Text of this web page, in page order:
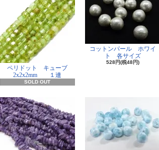
ペリドット キューブ
2x2x2mm １連
SOLD OUT
コットンパール ホワイ
ト 各サイズ
528円(税48円)